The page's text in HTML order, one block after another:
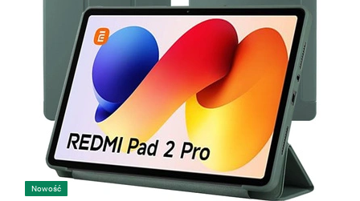
Nowość